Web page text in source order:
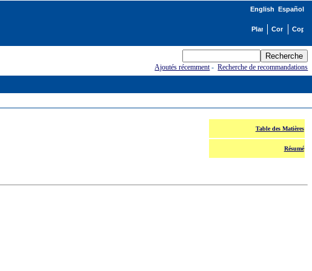
English Español
Ajoutés récemment-Recherche de recommandations
Table des Matières
Résumé